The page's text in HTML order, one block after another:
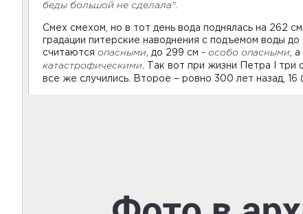
беды большой не сделала".
Смех смехом, но в тот день вода поднялась на 262
градации питерские наводнения с подъемом воды
считаются опасными , до 299 см - особо опасными ,
катастрофическими . Так вот при жизни Петра I три
все же случились. Второе – ровно 300 лет назад, 16